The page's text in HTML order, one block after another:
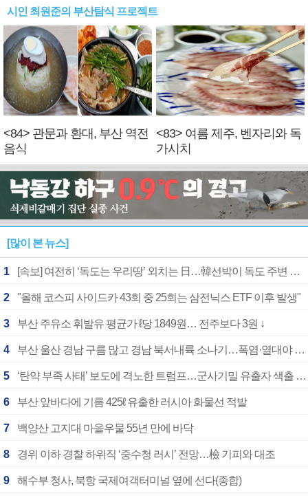
시인 최원준의 부산탐식 프로젝트
<84> 관문과 환대, 부산 역전
음식
<83> 여름 제주, 벤자리와 독
가시치
[많이 본 뉴스]
1 [속보] 여전히 ‘독도는 우리땅’ 외치는 日…韓선박이 독도 주변 해양조사 활동하자 반발
2 "올해 코스피 사이드카 43회 중 25회는 삼전닉스 ETF 이후 발생"
3 부산 주유소 휘발유 평균가 ℓ당 1849원… 전주보다 3원 ↓
4 부산 울산 경남 구름 많고 경남 북서내륙 소나기…폭염·열대야 계속
5 ‘탄약 부족 사태’ 보도에 격노한 트럼프…군사기밀 유출자 색출 지시
6 부산 앞바다에 기름 425ℓ 유출한 러시아 화물선 적발
7 백양산 고지대 마을우물 55년 만에 바닥
8 경위 이하 경찰 하위직 ‘중수청 러시’ 전망…檢 기피와 대조
9 해수부 청사, 북항 국제여객터미널 옆에 선다(종합)